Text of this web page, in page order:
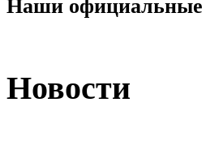
Наши официальные
Новости